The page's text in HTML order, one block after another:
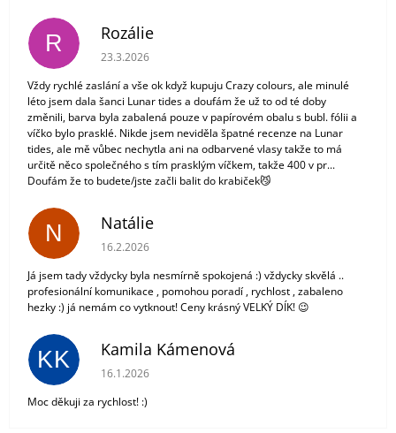
R Rozálie
Hodnocení obchodu je 3 z 5 hvězdiček.
23.3.2026
Vždy rychlé zaslání a vše ok když kupuju Crazy colours, ale minulé
léto jsem dala šanci Lunar tides a doufám že už to od té doby
změnili, barva byla zabalená pouze v papírovém obalu s bubl. fólii a
víčko bylo prasklé. Nikde jsem neviděla špatné recenze na Lunar
tides, ale mě vůbec nechytla ani na odbarvené vlasy takže to má
určitě něco společného s tím prasklým víčkem, takže 400 v pr...
Doufám že to budete/jste začli balit do krabiček😼
N Natálie
Hodnocení obchodu je 5 z 5 hvězdiček.
16.2.2026
Já jsem tady vždycky byla nesmírně spokojená :) vždycky skvělá ..
profesionální komunikace , pomohou poradí , rychlost , zabaleno
hezky :) já nemám co vytknout! Ceny krásný VELKÝ DÍK! 😉
KK Kamila Kámenová
Hodnocení obchodu je 5 z 5 hvězdiček.
16.1.2026
Moc děkuji za rychlost! :)